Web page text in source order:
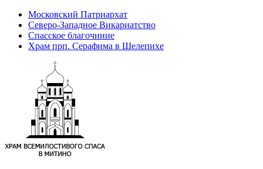
Московский Патриархат
Северо-Западное Викариатство
Спасское благочиние
Храм прп. Серафима в Шелепихе